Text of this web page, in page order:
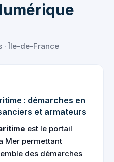
· Île-de-France
: démarches en
et armateurs
est le portail
Mer permettant
des démarches